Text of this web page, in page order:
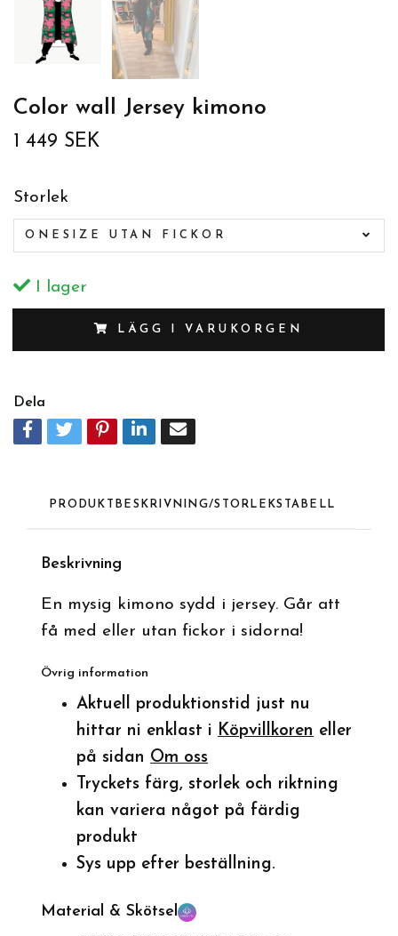
Color wall Jersey kimono
1 449 SEK
Storlek
ONESIZE UTAN FICKOR
I lager
LÄGG I VARUKORGEN
Dela
PRODUKTBESKRIVNING/STORLEKSTABELL
Beskrivning
En mysig kimono sydd i jersey. Går att
få med eller utan fickor i sidorna!
Övrig information
Aktuell produktionstid just nu
hittar ni enklast i Köpvillkoren eller
på sidan Om oss
Tryckets färg, storlek och riktning
kan variera något på färdig
produkt
Sys upp efter beställning.
Material & Skötsel